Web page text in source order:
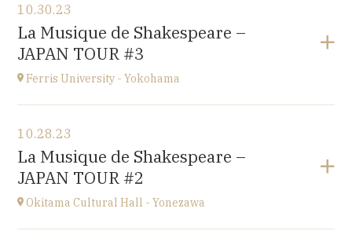
Conservatoire d'Amiens
3 rue Desprez 80000 AMIENS
at15H
10.30.23
La Musique de Shakespeare –
JAPAN TOUR #3
Ferris University - Yokohama
Ferris University - Yokohama
JAPAN
at15H
10.28.23
La Musique de Shakespeare –
JAPAN TOUR #2
Okitama Cultural Hall - Yonezawa